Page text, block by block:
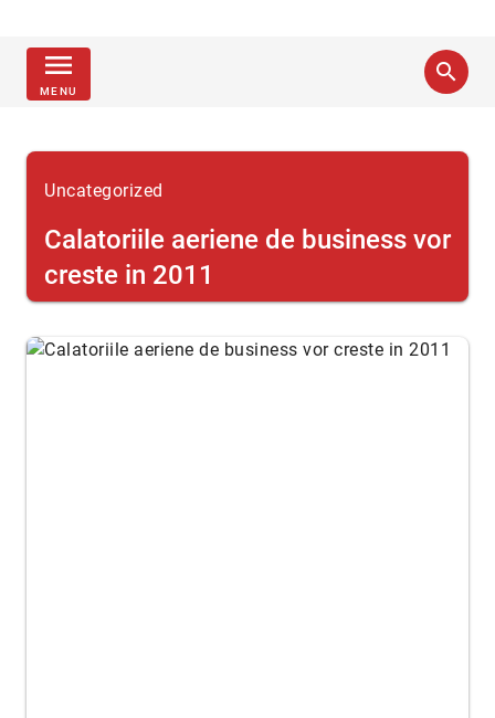
menu
MENU
search
Uncategorized
Calatoriile aeriene de business vor
creste in 2011